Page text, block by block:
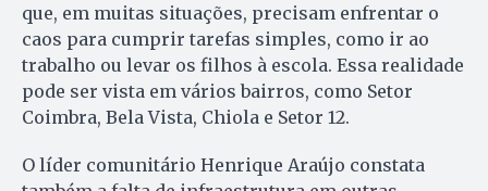
que, em muitas situações, precisam enfrentar o
caos para cumprir tarefas simples, como ir ao
trabalho ou levar os filhos à escola. Essa realidade
pode ser vista em vários bairros, como Setor
Coimbra, Bela Vista, Chiola e Setor 12.
O líder comunitário Henrique Araújo constata